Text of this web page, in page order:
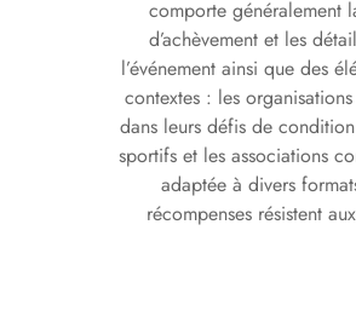
comporte généralement
d’achèvement et les
l’événement ainsi que des
contextes : les
dans leurs défis de
sportifs et les associations
adaptée à divers
récompenses résistent